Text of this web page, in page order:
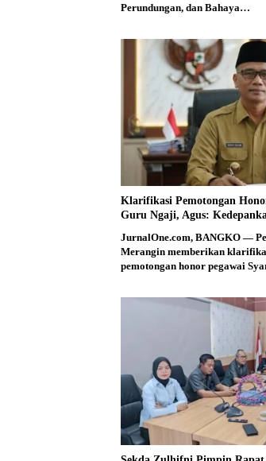
Perundungan, dan Bahaya…
Klarifikasi Pemotongan
Guru Ngaji, Agus:
JurnalOne.com, BANGKO —
Merangin memberikan
pemotongan honor pegawai